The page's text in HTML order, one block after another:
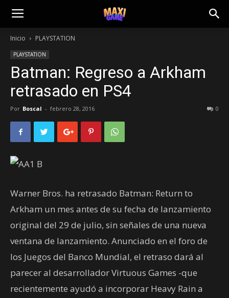
Inicio PLAYSTATION
PLAYSTATION
Batman: Regreso a Arkham
retrasado en PS4
Por Boscal - febrero 28, 2016 0
Warner Bros. ha retrasado Batman: Return to
Arkham un mes antes de su fecha de lanzamiento
original del 29 de julio, sin señales de una nueva
ventana de lanzamiento. Anunciado en el foro de
los Juegos del Banco Mundial, el retraso dará al
parecer al desarrollador Virtuous Games -que
recientemente ayudó a incorporar Heavy Rain a